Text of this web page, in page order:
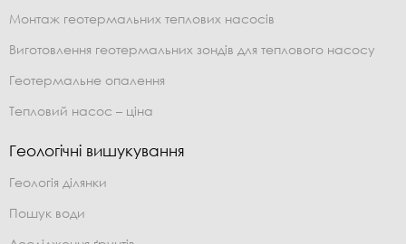
Монтаж геотермальних теплових насосів
Виготовлення геотермальних зондів для теплового насосу
Геотермальне опалення
Тепловий насос – ціна
Геологічні вишукування
Геологія ділянки
Пошук води